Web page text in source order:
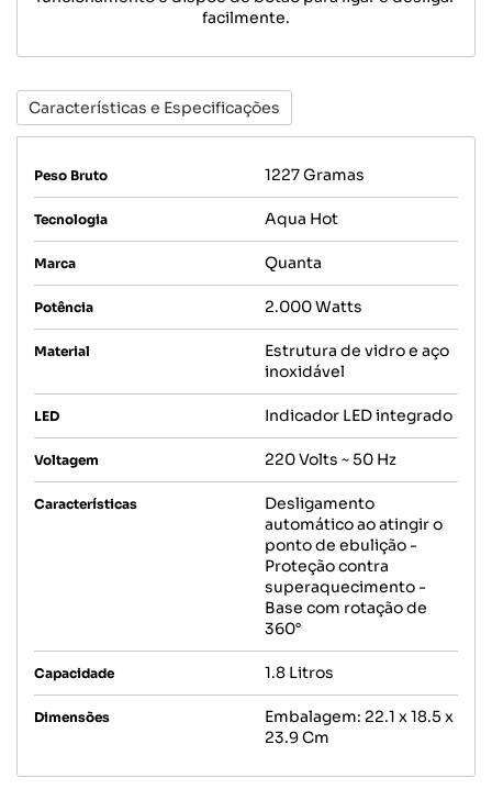
facilmente.
Características e Especificações
Peso Bruto 1227 Gramas
Tecnologia Aqua Hot
Marca Quanta
Potência 2.000 Watts
Material
Estrutura de vidro e aço
inoxidável
LED Indicador LED integrado
Voltagem 220 Volts ~ 50 Hz
Características
Desligamento
automático ao atingir o
ponto de ebulição -
Proteção contra
superaquecimento -
Base com rotação de
360°
Capacidade 1.8 Litros
Dimensões
Embalagem: 22.1 x 18.5 x
23.9 Cm